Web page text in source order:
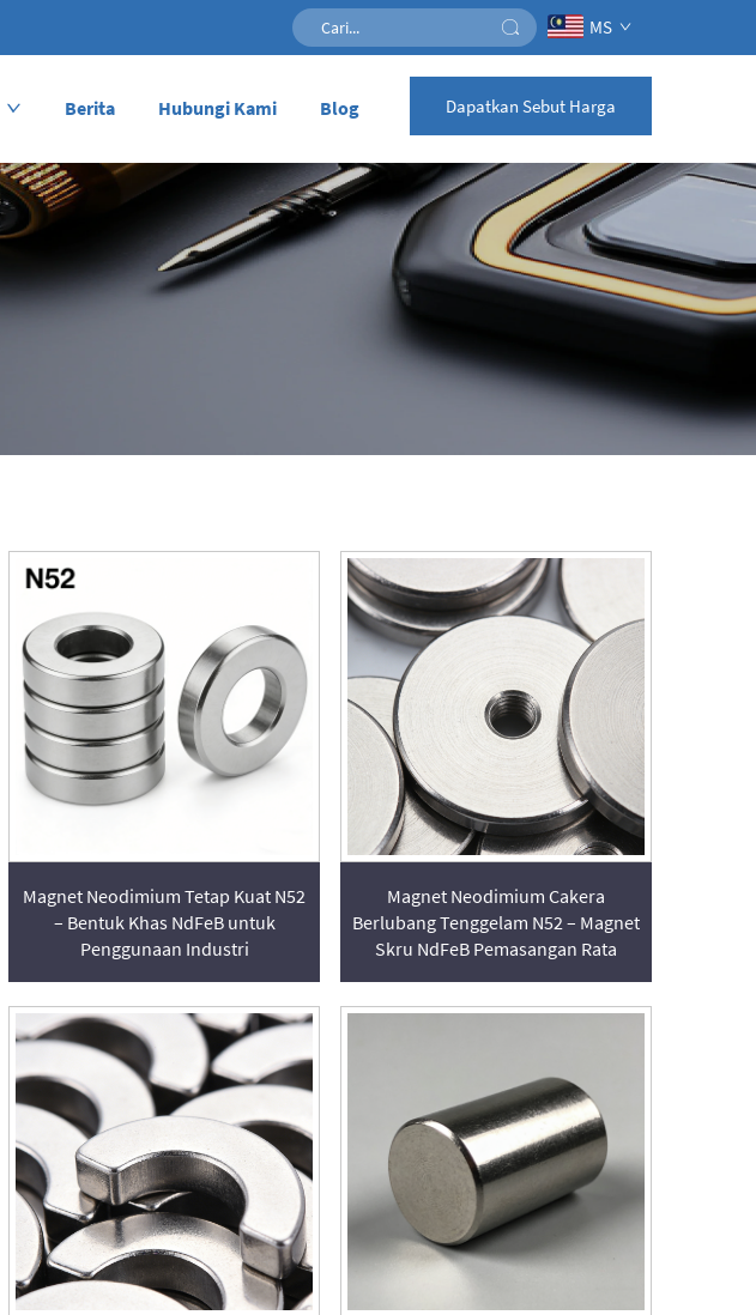
MS
Berita Hubungi Kami Blog Dapatkan Sebut Harga
Magnet Neodimium Tetap Kuat N52
– Bentuk Khas NdFeB untuk
Penggunaan Industri
Magnet Neodimium Cakera
Berlubang Tenggelam N52 – Magnet
Skru NdFeB Pemasangan Rata